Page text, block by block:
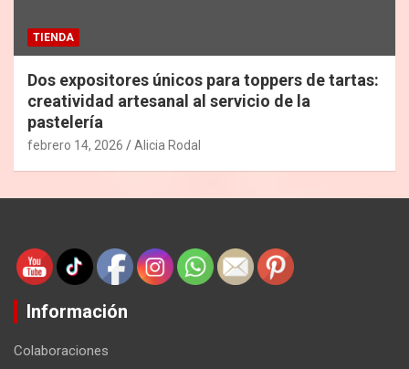
TIENDA
Dos expositores únicos para toppers de tartas:
creatividad artesanal al servicio de la
pastelería
febrero 14, 2026 Alicia Rodal
Información
Colaboraciones